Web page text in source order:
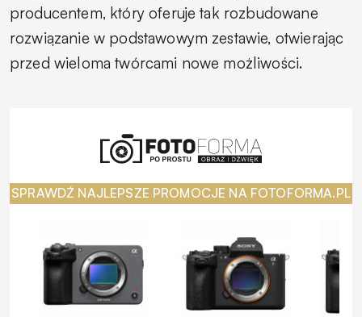
producentem, który oferuje tak rozbudowane
rozwiązanie w podstawowym zestawie, otwierając
przed wieloma twórcami nowe możliwości.
SPRAWDŹ NAJLEPSZE PROMOCJE NA FOTOFORMA.PL